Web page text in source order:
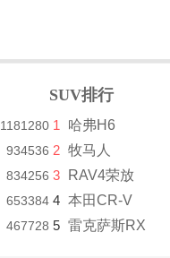
1181280
934536
834256
653384
467728
SUV排行
1 哈弗H6
2 牧马人
3 RAV4荣放
4 本田CR-V
5 雷克萨斯RX